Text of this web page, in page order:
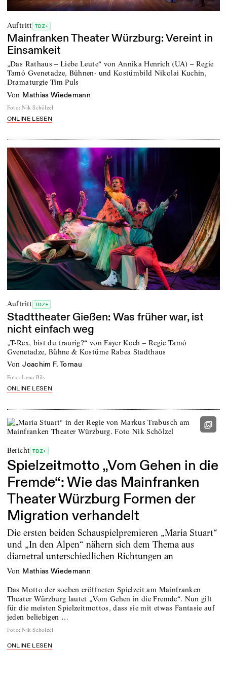
Auftritt TDZ+
Mainfranken Theater Würzburg: Vereint in
Einsamkeit
„Das Rathaus – Liebe Leute“ von Annika Henrich (UA) – Regie
Tamó Gvenetadze, Bühnen- und Kostümbild Nikolai Kuchin,
Dramaturgie Tim Puls
von Mathias Wiedemann
Foto: Nik Schölzel
ONLINE LESEN
Auftritt TDZ+
Stadttheater Gießen: Was früher war, ist
nicht einfach weg
„T-Rex, bist du traurig?“ von Fayer Koch – Regie Tamó
Gvenetadze, Bühne & Kostüme Rabea Stadthaus
von Joachim F. Tornau
Foto: Lena Bils
ONLINE LESEN
Bericht TDZ+
Spielzeitmotto „Vom Gehen in die
Fremde“: Wie das Mainfranken
Theater Würzburg Formen der
Migration verhandelt
Die ersten beiden Schauspielpremieren „Maria Stuart“
und „In den Alpen“ nähern sich dem Thema aus
diametral unterschiedlichen Richtungen an
von Mathias Wiedemann
Das Motto der soeben eröffneten Spielzeit am Mainfranken
Theater Würzburg lautet „Vom Gehen in die Fremde“. Nun gilt
für die meisten Spielzeitmottos, dass sie mit etwas Fantasie auf
jeden beliebigen …
Foto: Nik Schölzel
ONLINE LESEN